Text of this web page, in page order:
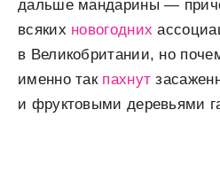
дальше мандарины —
всяких новогодних
в Великобритании, но
именно так пахнут
и фруктовыми деревьями